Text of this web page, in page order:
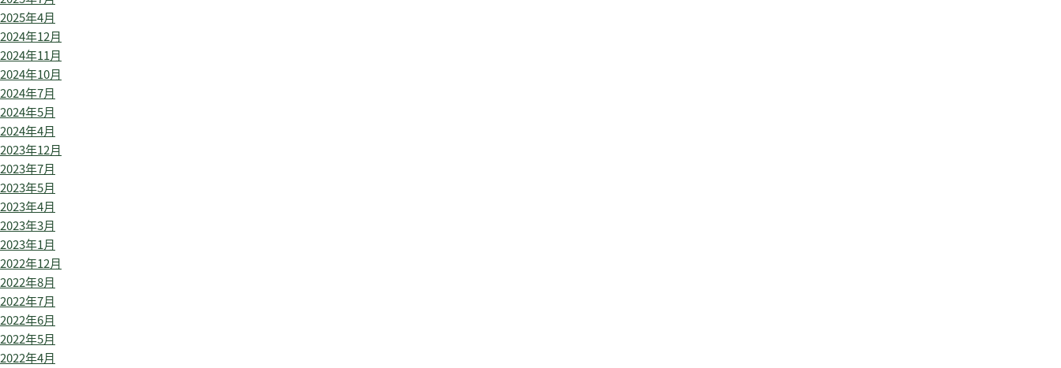
2025年4月
2024年12月
2024年11月
2024年10月
2024年7月
2024年5月
2024年4月
2023年12月
2023年7月
2023年5月
2023年4月
2023年3月
2023年1月
2022年12月
2022年8月
2022年7月
2022年6月
2022年5月
2022年4月